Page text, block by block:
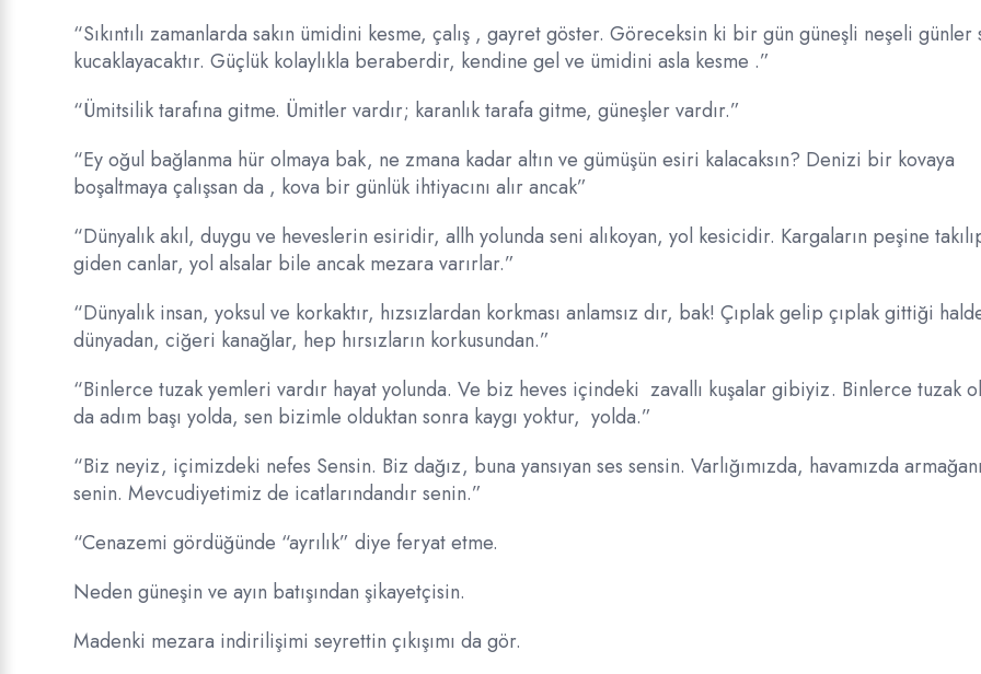
“Sıkıntılı zamanlarda sakın ümidini kesme, çalış , gayret göster. Göreceksin ki bir gün güneşli neşeli günler
kucaklayacaktır. Güçlük kolaylıkla beraberdir, kendine gel ve ümidini asla kesme .”
“Ümitsilik tarafına gitme. Ümitler vardır; karanlık tarafa gitme, güneşler vardır.”
“Ey oğul bağlanma hür olmaya bak, ne zmana kadar altın ve gümüşün esiri kalacaksın? Denizi bir kovaya
boşaltmaya çalışsan da , kova bir günlük ihtiyacını alır ancak”
“Dünyalık akıl, duygu ve heveslerin esiridir, allh yolunda seni alıkoyan, yol kesicidir. Kargaların peşine
giden canlar, yol alsalar bile ancak mezara varırlar.”
“Dünyalık insan, yoksul ve korkaktır, hızsızlardan korkması anlamsız dır, bak! Çıplak gelip çıplak gittiği
dünyadan, ciğeri kanağlar, hep hırsızların korkusundan.”
“Binlerce tuzak yemleri vardır hayat yolunda. Ve biz heves içindeki zavallı kuşalar gibiyiz. Binlerce tuzak
da adım başı yolda, sen bizimle olduktan sonra kaygı yoktur, yolda.”
“Biz neyiz, içimizdeki nefes Sensin. Biz dağız, buna yansıyan ses sensin. Varlığımızda, havamızda
senin. Mevcudiyetimiz de icatlarındandır senin.”
“Cenazemi gördüğünde “ayrılık” diye feryat etme.
Neden güneşin ve ayın batışından şikayetçisin.
Madenki mezara indirilişimi seyrettin çıkışımı da gör.